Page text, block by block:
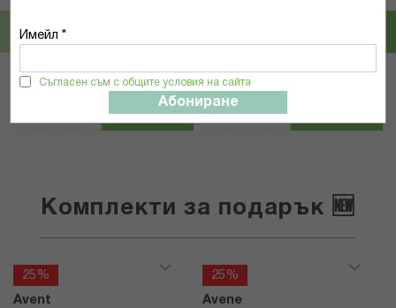
Имейл *
Съгласен съм с общите условия на сайта
Абониране
Х 2БР ДЪГА SCF085/59 *
9,81 € / 19.19 лв.
КУПИ
8,07 € / 15.78 лв.
Комплекти за подарък 🆕
25%
Avent
25%
Avene